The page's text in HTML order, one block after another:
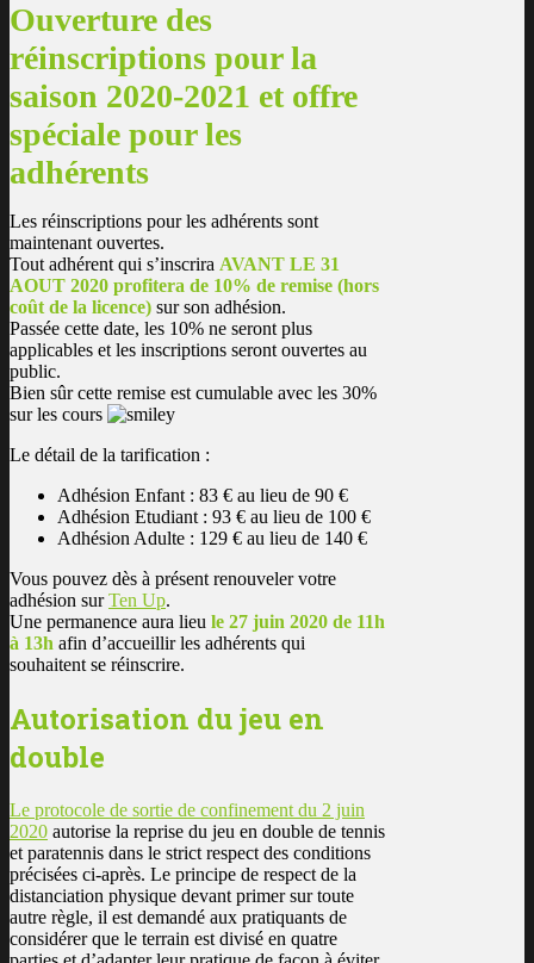
Ouverture des
réinscriptions pour la
saison 2020-2021 et offre
spéciale pour les
adhérents
Les réinscriptions pour les adhérents sont
maintenant ouvertes.
Tout adhérent qui s’inscrira AVANT LE 31
AOUT 2020 profitera de 10% de remise (hors
coût de la licence) sur son adhésion.
Passée cette date, les 10% ne seront plus
applicables et les inscriptions seront ouvertes au
public.
Bien sûr cette remise est cumulable avec les 30%
sur les cours
Le détail de la tarification :
Adhésion Enfant : 83 € au lieu de 90 €
Adhésion Etudiant : 93 € au lieu de 100 €
Adhésion Adulte : 129 € au lieu de 140 €
Vous pouvez dès à présent renouveler votre
adhésion surTen Up.
Une permanence aura lieu le 27 juin 2020 de 11h
à 13h afin d’accueillir les adhérents qui
souhaitent se réinscrire.
Autorisation du jeu en
double
Le protocole de sortie de confinement du 2 juin
2020 autorise la reprise du jeu en double de tennis
et paratennis dans le strict respect des conditions
précisées ci-après. Le principe de respect de la
distanciation physique devant primer sur toute
autre règle, il est demandé aux pratiquants de
considérer que le terrain est divisé en quatre